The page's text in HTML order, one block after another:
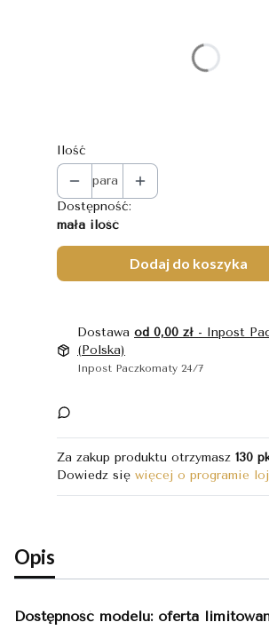
Ilość
para
Dostępność:
mała ilość
Dodaj do koszyka
Dostawaod 0,00 zł - Inpost
(Polska)
Inpost Paczkomaty 24/7
Za zakup produktu otrzymasz 130
Dowiedz się więcej o programie
Opis
Dostępność modelu: oferta